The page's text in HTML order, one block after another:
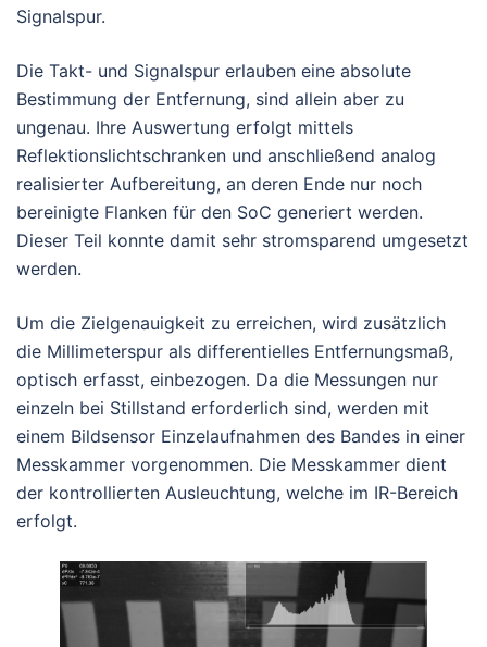
Signalspur.
Die Takt- und Signalspur erlauben eine absolute
Bestimmung der Entfernung, sind allein aber zu
ungenau. Ihre Auswertung erfolgt mittels
Reflektionslichtschranken und anschließend analog
realisierter Aufbereitung, an deren Ende nur noch
bereinigte Flanken für den SoC generiert werden.
Dieser Teil konnte damit sehr stromsparend umgesetzt
werden.
Um die Zielgenauigkeit zu erreichen, wird zusätzlich
die Millimeterspur als differentielles Entfernungsmaß,
optisch erfasst, einbezogen. Da die Messungen nur
einzeln bei Stillstand erforderlich sind, werden mit
einem Bildsensor Einzelaufnahmen des Bandes in einer
Messkammer vorgenommen. Die Messkammer dient
der kontrollierten Ausleuchtung, welche im IR-Bereich
erfolgt.